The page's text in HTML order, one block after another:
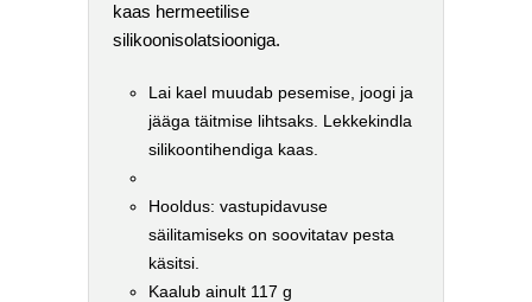
kaas hermeetilise
silikoonisolatsiooniga.
Lai kael muudab pesemise, joogi ja
jääga täitmise lihtsaks. Lekkekindla
silikoontihendiga kaas.
Hooldus: vastupidavuse
säilitamiseks on soovitatav pesta
käsitsi.
Kaalub ainult 117 g